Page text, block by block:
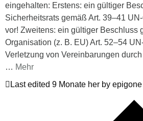
eingehalten: Erstens: ein gültiger
Sicherheitsrats gemäß Art. 39–41
vor! Zweitens: ein gültiger Beschluss
Organisation (z. B. EU) Art. 52–54
Verletzung von Vereinbarungen
… Mehr
Last edited 9 Monate her by epigone